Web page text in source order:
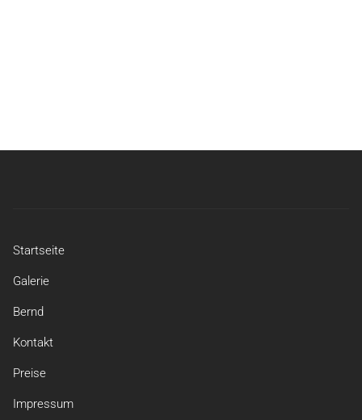
Startseite
Galerie
Bernd
Kontakt
Preise
Impressum